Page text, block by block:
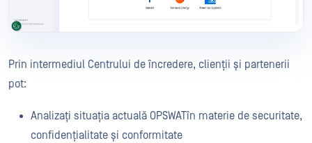
Prin intermediul Centrului de încredere, clienții și partenerii
pot:
Analizați situația actuală OPSWATîn materie de securitate,
confidențialitate și conformitate